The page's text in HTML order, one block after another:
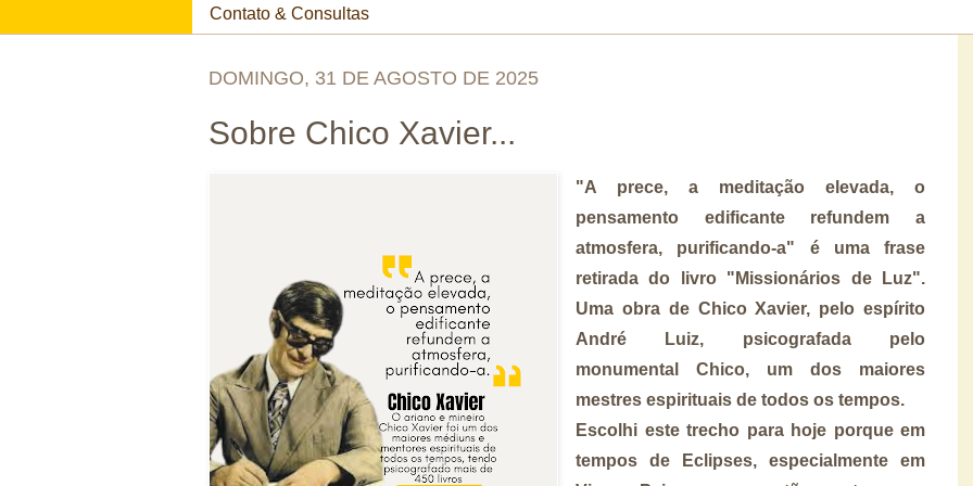
Contato & Consultas
DOMINGO, 31 DE AGOSTO DE 2025
Sobre Chico Xavier...
"A prece, a meditação elevada, o
pensamento edificante refundem a
atmosfera, purificando-a" é uma frase
retirada do livro "Missionários de Luz".
Uma obra de Chico Xavier, pelo espírito
André Luiz, psicografada pelo
monumental Chico, um dos maiores
mestres espirituais de todos os tempos.
Escolhi este trecho para hoje porque em
tempos de Eclipses, especialmente em